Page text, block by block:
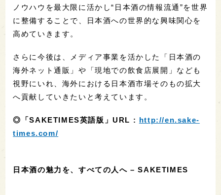
ノウハウを最大限に活かし“日本酒の情報流通”を世界
に整備することで、日本酒への世界的な興味関心を
高めていきます。
さらに今後は、メディア事業を活かした「日本酒の
海外ネット通販」や「現地での飲食店展開」なども
視野にいれ、海外における日本酒市場そのもの拡大
へ貢献していきたいと考えています。
◎「SAKETIMES英語版」URL : http://en.sake-
times.com/
日本酒の魅力を、すべての人へ – SAKETIMES